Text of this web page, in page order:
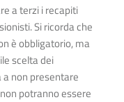
a terzi i recapiti
Si ricorda che
è obbligatorio, ma
scelta dei
a non presentare
potranno essere